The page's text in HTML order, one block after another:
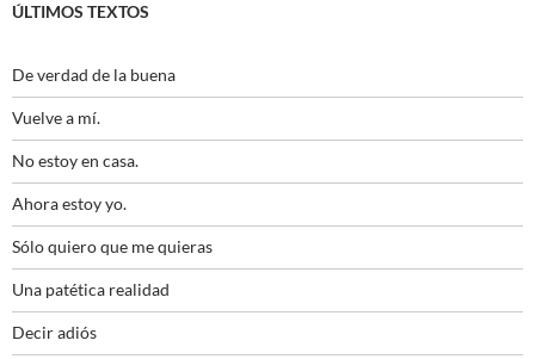
ÚLTIMOS TEXTOS
De verdad de la buena
Vuelve a mí.
No estoy en casa.
Ahora estoy yo.
Sólo quiero que me quieras
Una patética realidad
Decir adiós